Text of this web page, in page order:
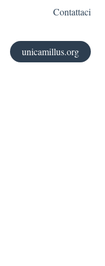
Contattaci
unicamillus.org